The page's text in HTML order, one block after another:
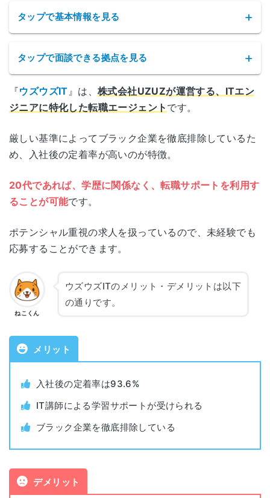
タップで基本情報を見る
公式サイト https://uzuz.jp/
運営会社 株式会社UZUZ
職業紹介事業許可番号 13-ユ-305514
対象者 全業種・職種
公開求人数
非公開求人数
書類添削 あり
電話面談
タップで面談できる拠点を見る
ウズウズITの拠点
本社オフィス
東京都新宿区西新宿3 丁目11-20
オフィススクエアビル新宿 3階
旭川オフィス
北海道旭川市3条通19丁目
大阪オフィス
大阪府大阪市西区阿波座1丁目11-17
『ウズウズIT 』は、株式会社UZUZが運営する、ITエン
ジニアに特化した転職エージェント です。
厳しい基準によってブラック企業を徹底排除しているた
め、入社後の定着率が高いのが特徴。
20代であれば、学歴に関係なく、転職サポートを利用す
ることが可能です。
ポテンシャル重視の求人を扱っているので、未経験でも
応募することができます。
ねこくん
ウズウズITのメリット・デメリットは以下
の通りです。
メリット
入社後の定着率は93.6%
IT講師による学習サポートが受けられる
ブラック企業を徹底排除している
デメリット